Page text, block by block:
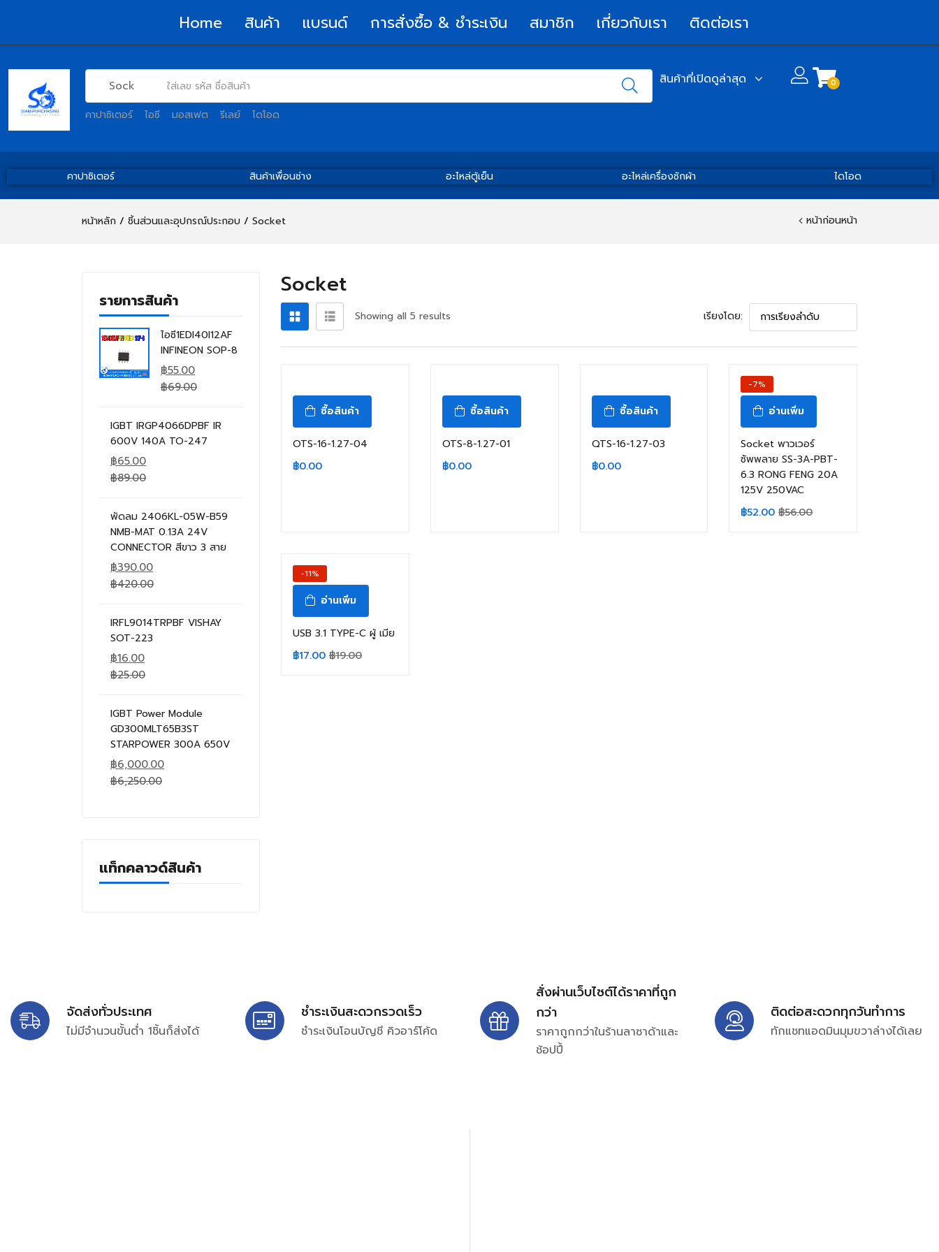
Home สินค้า แบรนด์ การสั่งซื้อ & ชำระเงิน สมาชิก เกี่ยวกับเรา ติดต่อเรา
คาปาซิเตอร์ ไอซี มอสเฟต รีเลย์ ไดโอด
สินค้าที่เปิดดูล่าสุด 0
คาปาซิเตอร์ สินค้าเพื่อนช่าง อะไหล่ตู้เย็น อะไหล่เครื่องซักผ้า ไดโอด
หน้าหลัก ชิ้นส่วนและอุปกรณ์ประกอบ Socket หน้าก่อนหน้า
รายการสินค้า
ไอซี1EDI40I12AF
INFINEON SOP-8
฿55.00
฿69.00
IGBT IRGP4066DPBF IR
600V 140A TO-247
฿65.00
฿89.00
พัดลม 2406KL-05W-B59
NMB-MAT 0.13A 24V
CONNECTOR สีขาว 3 สาย
฿390.00
฿420.00
IRFL9014TRPBF VISHAY
SOT-223
฿16.00
฿25.00
IGBT Power Module
GD300MLT65B3ST
STARPOWER 300A 650V
฿6,000.00
฿6,250.00
แท็กคลาวด์สินค้า
Socket
Showing all 5 results เรียงโดย:
ซื้อสินค้า
OTS-16-1.27-04
฿0.00
ซื้อสินค้า
OTS-8-1.27-01
฿0.00
ซื้อสินค้า
QTS-16-1.27-03
฿0.00
-7%
อ่านเพิ่ม
Socket พาวเวอร์
ซัพพลาย SS-3A-PBT-
6.3 RONG FENG 20A
125V 250VAC
฿52.00 ฿56.00
-11%
อ่านเพิ่ม
USB 3.1 TYPE-C ผู้ เมีย
฿17.00 ฿19.00
จัดส่งทั่วประเทศ
ไม่มีจำนวนขั้นต่ำ 1ชิ้นก็ส่งได้
ชำระเงินสะดวกรวดเร็ว
ชำระเงินโอนบัญชี คิวอาร์โค้ด
สั่งผ่านเว็บไซต์ได้ราคาที่ถูก
กว่า
ราคาถูกกว่าในร้านลาซาด้าและ
ช้อปปี้
ติดต่อสะดวกทุกวันทำการ
ทักแชทแอดมินมุมขวาล่างได้เลย